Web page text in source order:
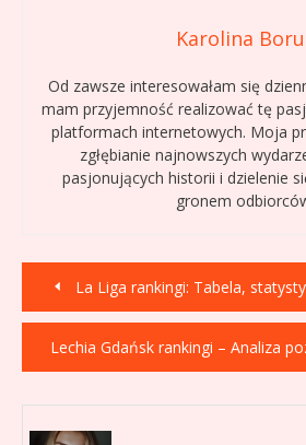
Karolina
Od zawsze interesowałam się
mam przyjemność realizować tę
platformach internetowych. Moja
zgłębianie najnowszych
pasjonujących historii i dzielenie
gronem
Nawigacja
wpisu
La Liga rankingi: Tabela, statystyki i